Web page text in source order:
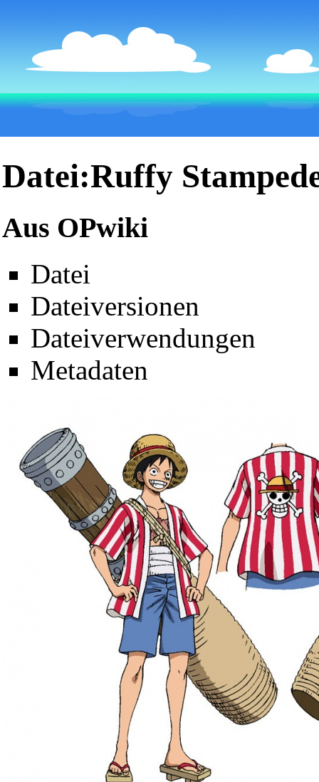
Datei:Ruffy
Aus OPwiki
Datei
Dateiversionen
Dateiverwendungen
Metadaten